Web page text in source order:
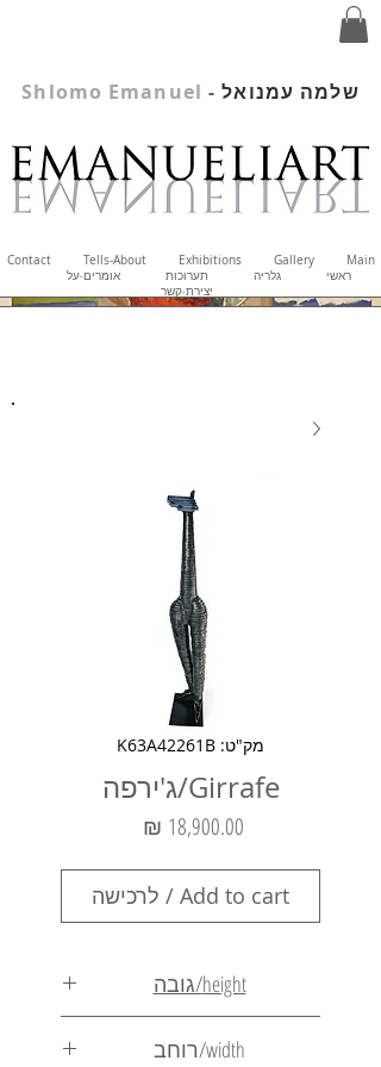
Shlomo Emanuel - שלמה עמנואל
Contact Tells-About Exhibitions Gallery Main
ראשיגלריה תערוכותאומרים-על
יצירת-קשר
מק"ט: K63A42261B
Girrafe/ג'ירפה
Add to cart / לרכישה
height/גובה
width/רוחב